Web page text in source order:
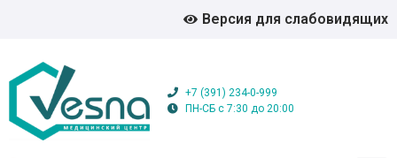
Версия для слабовидящих
+7 (391) 234-0-999
ПН-СБ с 7:30 до 20:00